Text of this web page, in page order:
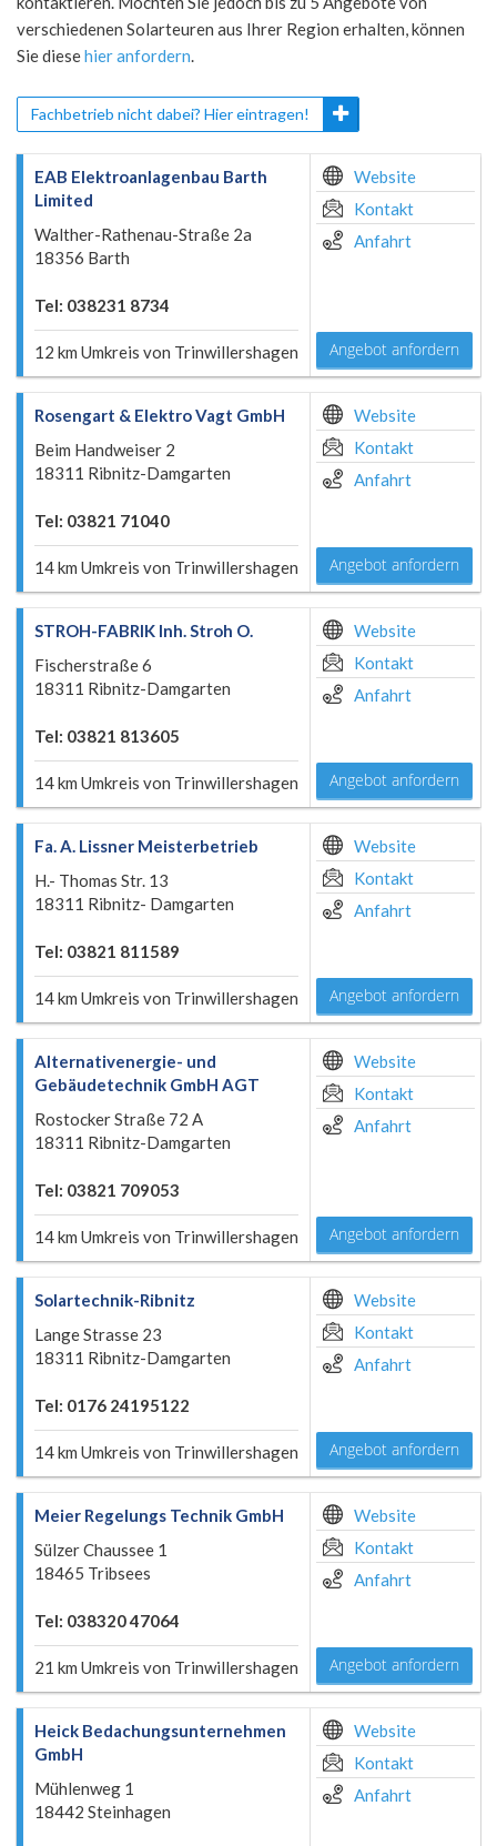
verschiedenen Solarteuren aus Ihrer Region erhalten, können
Sie diesehier anfordern.
Fachbetrieb nicht dabei? Hier eintragen!
EAB Elektroanlagenbau Barth
Limited
Walther-Rathenau-Straße 2a
18356 Barth
Tel: 038231 8734
12 km Umkreis von Trinwillershagen
Website
Kontakt
Anfahrt
Angebot anfordern
Rosengart & Elektro Vagt GmbH
Beim Handweiser 2
18311 Ribnitz-Damgarten
Tel: 03821 71040
14 km Umkreis von Trinwillershagen
Website
Kontakt
Anfahrt
Angebot anfordern
STROH-FABRIK Inh. Stroh O.
Fischerstraße 6
18311 Ribnitz-Damgarten
Tel: 03821 813605
14 km Umkreis von Trinwillershagen
Website
Kontakt
Anfahrt
Angebot anfordern
Fa. A. Lissner Meisterbetrieb
H.- Thomas Str. 13
18311 Ribnitz- Damgarten
Tel: 03821 811589
14 km Umkreis von Trinwillershagen
Website
Kontakt
Anfahrt
Angebot anfordern
Alternativenergie- und
Gebäudetechnik GmbH AGT
Rostocker Straße 72 A
18311 Ribnitz-Damgarten
Tel: 03821 709053
14 km Umkreis von Trinwillershagen
Website
Kontakt
Anfahrt
Angebot anfordern
Solartechnik-Ribnitz
Lange Strasse 23
18311 Ribnitz-Damgarten
Tel: 0176 24195122
14 km Umkreis von Trinwillershagen
Website
Kontakt
Anfahrt
Angebot anfordern
Meier Regelungs Technik GmbH
Sülzer Chaussee 1
18465 Tribsees
Tel: 038320 47064
21 km Umkreis von Trinwillershagen
Website
Kontakt
Anfahrt
Angebot anfordern
Heick Bedachungsunternehmen
GmbH
Mühlenweg 1
18442 Steinhagen
Website
Kontakt
Anfahrt